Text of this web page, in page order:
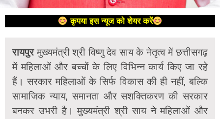
कृपया इस न्यूज को शेयर करें
रायपुरमुख्यमंत्री श्री विष्णु देव साय के नेतृत्व में छत्तीसगढ़
में महिलाओं और बच्चों के लिए विभिन्न कार्य किए जा रहे
हैं। सरकार महिलाओं के सिर्फ विकास की ही नहीं, बल्कि
सामाजिक न्याय, समानता और सशक्तिकरण की सरकार
बनकर उभरी है। मुख्यमंत्री श्री साय ने महिलाओं और